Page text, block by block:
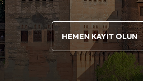
HEMEN KAYIT OLUN
+90